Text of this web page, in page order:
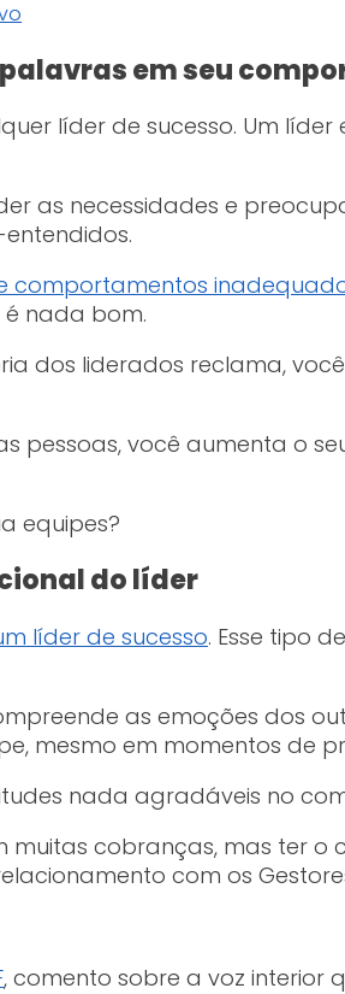
em seu
líder de sucesso. Um
as necessidades e
comportamentos
é nada bom.
dos liderados reclama,
você aumenta o
equipes?
do líder
líder de sucesso. Esse tipo
as emoções dos
mesmo em momentos de
nada agradáveis no
cobranças, mas ter
com os
, comento sobre a voz